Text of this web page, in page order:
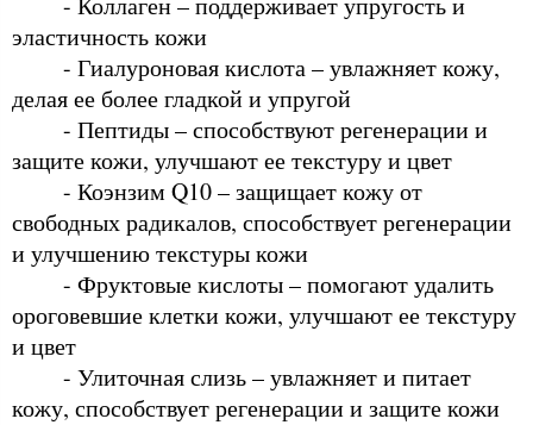
эластичность кожи
- Гиалуроновая кислота – увлажняет кожу,
делая ее более гладкой и упругой
- Пептиды – способствуют регенерации и
защите кожи, улучшают ее текстуру и цвет
- Коэнзим Q10 – защищает кожу от
свободных радикалов, способствует регенерации
и улучшению текстуры кожи
- Фруктовые кислоты – помогают удалить
ороговевшие клетки кожи, улучшают ее текстуру
и цвет
- Улиточная слизь – увлажняет и питает
кожу, способствует регенерации и защите кожи